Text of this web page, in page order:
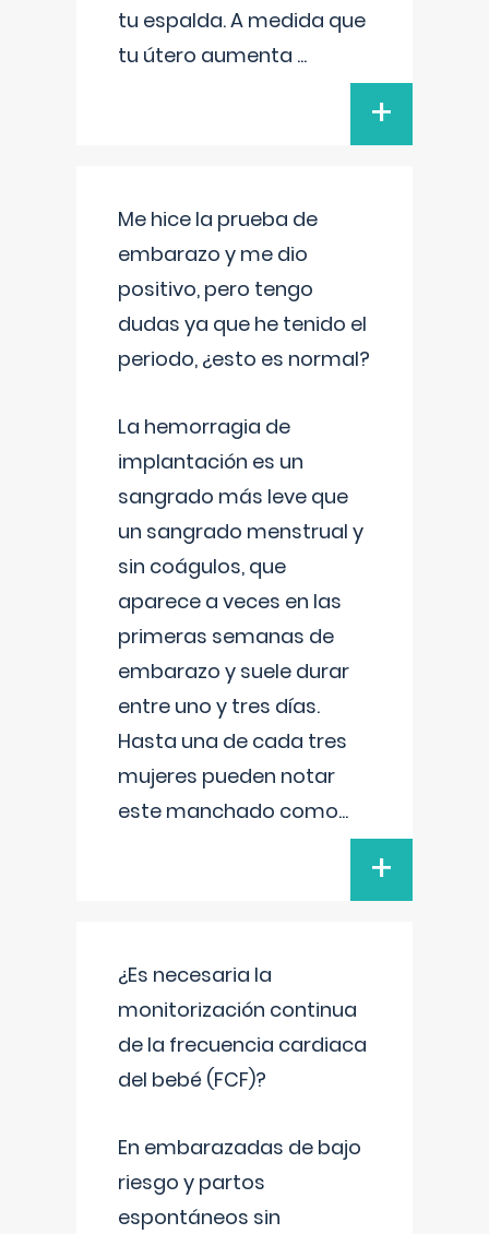
tu espalda. A medida que
tu útero aumenta ...
+
Me hice la prueba de
embarazo y me dio
positivo, pero tengo
dudas ya que he tenido el
periodo, ¿esto es normal?
La hemorragia de
implantación es un
sangrado más leve que
un sangrado menstrual y
sin coágulos, que
aparece a veces en las
primeras semanas de
embarazo y suele durar
entre uno y tres días.
Hasta una de cada tres
mujeres pueden notar
este manchado como...
+
¿Es necesaria la
monitorización continua
de la frecuencia cardiaca
del bebé (FCF)?
En embarazadas de bajo
riesgo y partos
espontáneos sin